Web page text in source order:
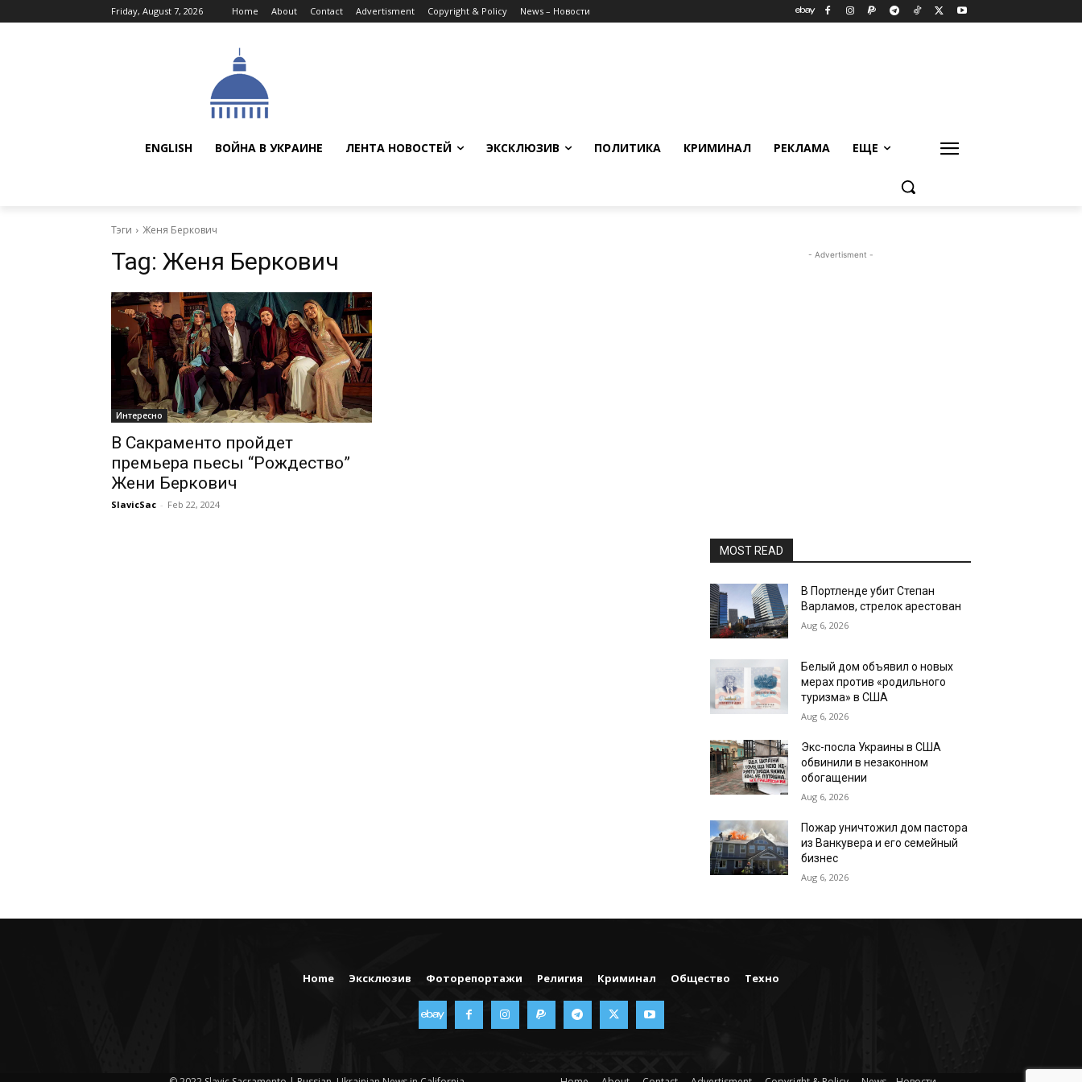
Friday, August 7, 2026 Home About Contact Advertisment Copyright & Policy News – Новости
ENGLISH ВОЙНА В УКРАИНЕ ЛЕНТА НОВОСТЕЙ ЭКСКЛЮЗИВ ПОЛИТИКА КРИМИНАЛ РЕКЛАМА ЕЩЕ
Тэги Женя Беркович
Tag: Женя Беркович
Интересно
В Сакраменто пройдет
премьера пьесы “Рождество”
Жени Беркович
SlavicSac - Feb 22, 2024
- Advertisment -
MOST READ
В Портленде убит Степан
Варламов, стрелок арестован
Aug 6, 2026
Белый дом объявил о новых
мерах против «родильного
туризма» в США
Aug 6, 2026
Экс-посла Украины в США
обвинили в незаконном
обогащении
Aug 6, 2026
Пожар уничтожил дом пастора
из Ванкувера и его семейный
бизнес
Aug 6, 2026
Home Эксклюзив Фоторепортажи Религия Криминал Общество Техно